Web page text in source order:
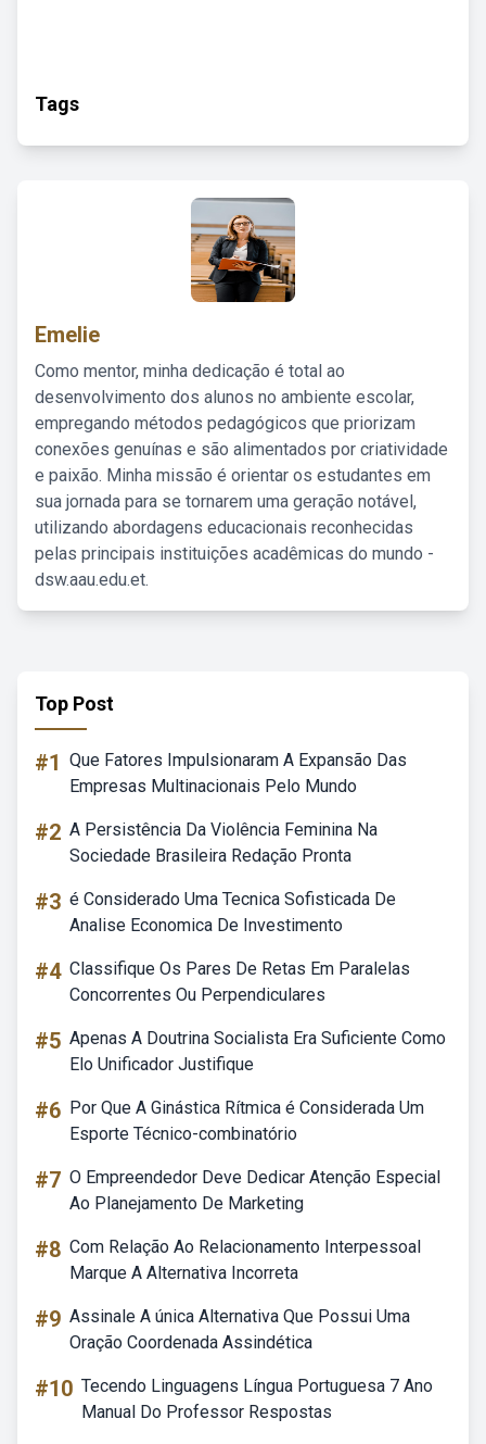
Tags
Emelie
Como mentor, minha dedicação é total ao
desenvolvimento dos alunos no ambiente escolar,
empregando métodos pedagógicos que priorizam
conexões genuínas e são alimentados por criatividade
e paixão. Minha missão é orientar os estudantes em
sua jornada para se tornarem uma geração notável,
utilizando abordagens educacionais reconhecidas
pelas principais instituições acadêmicas do mundo -
dsw.aau.edu.et.
Top Post
#1 Que Fatores Impulsionaram A Expansão Das
Empresas Multinacionais Pelo Mundo
#2 A Persistência Da Violência Feminina Na
Sociedade Brasileira Redação Pronta
#3 é Considerado Uma Tecnica Sofisticada De
Analise Economica De Investimento
#4 Classifique Os Pares De Retas Em Paralelas
Concorrentes Ou Perpendiculares
#5 Apenas A Doutrina Socialista Era Suficiente Como
Elo Unificador Justifique
#6 Por Que A Ginástica Rítmica é Considerada Um
Esporte Técnico-combinatório
#7 O Empreendedor Deve Dedicar Atenção Especial
Ao Planejamento De Marketing
#8 Com Relação Ao Relacionamento Interpessoal
Marque A Alternativa Incorreta
#9 Assinale A única Alternativa Que Possui Uma
Oração Coordenada Assindética
#10 Tecendo Linguagens Língua Portuguesa 7 Ano
Manual Do Professor Respostas